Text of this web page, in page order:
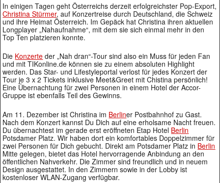
In einigen Tagen geht Österreichs derzeit erfolgreichster Pop-Export,
Christina Stürmer, auf Konzertreise durch Deutschland, die Schweiz
und ihre Heimat Österreich. Im Gepäck hat Christina ihren aktuellen
Longplayer „Nahaufnahme“, mit dem sie sich einmal mehr in den
Top Ten platzieren konnte.
Die Konzerte der „Nah dran“-Tour sind also ein Muss für jeden Fan
und mit TIKonline.de können sie zu einem absoluten Highlight
werden. Das Star- und Lifestyleportal verlost für jedes Konzert der
Tour je 3 x 2 Tickets inklusive Meet&Greet mit Chistina persönlich!
Eine Übernachtung für zwei Personen in einem Hotel der Accor-
Gruppe ist ebenfalls Teil des Gewinns.
Am 11. Dezember ist Christina im Berliner Postbahnhof zu Gast.
Nach dem Konzert kannst Du Dich auf eine erholsame Nacht freuen.
Du übernachtest im gerade erst eröffneten Etap Hotel Berlin
Potsdamer Platz. Wir haben dort ein komfortables Doppelzimmer für
zwei Personen für Dich gebucht. Direkt am Potsdamer Platz in Berlin
Mitte gelegen, bietet das Hotel hervorragende Anbindung an den
öffentlichen Nahverkehr. Die Zimmer sind freundlich und in neuem
Design ausgestattet. In den Zimmern sowie in der Lobby ist
kostenloser WLAN-Zugang verfügbar.